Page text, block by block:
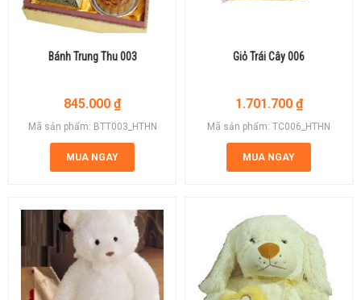
Bánh Trung Thu 003
845.000 ₫
Mã sản phẩm: BTT003_HTHN
MUA NGAY
Giỏ Trái Cây 006
1.701.700 ₫
Mã sản phẩm: TC006_HTHN
MUA NGAY